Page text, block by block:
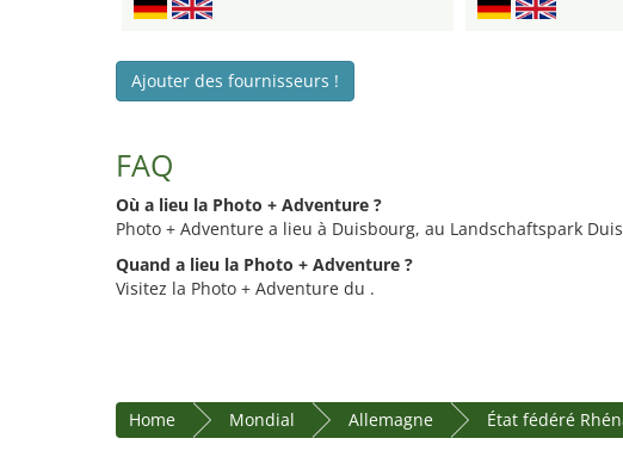
Ajouter des fournisseurs !
FAQ
Où a lieu la Photo + Adventure ?
Photo + Adventure a lieu à Duisbourg, au Landschaftspark
Quand a lieu la Photo + Adventure ?
Visitez la Photo + Adventure du .
Home Mondial Allemagne État fédéré